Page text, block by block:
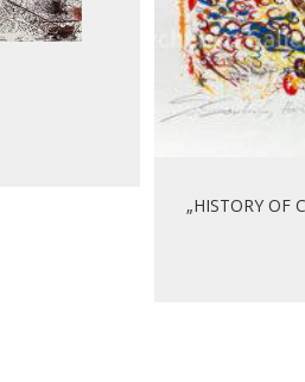
„HISTORY OF